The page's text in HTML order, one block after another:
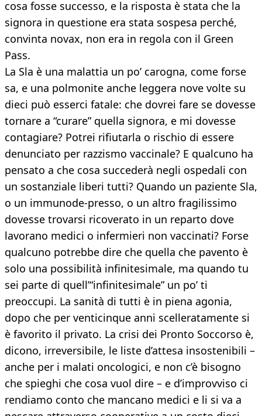
cosa fosse successo, e la risposta è stata che la
signora in questione era stata sospesa perché,
convinta novax, non era in regola con il Green
Pass.
La Sla è una malattia un po’ carogna, come forse
sa, e una polmonite anche leggera nove volte su
dieci può esserci fatale: che dovrei fare se dovesse
tornare a “curare” quella signora, e mi dovesse
contagiare? Potrei rifiutarla o rischio di essere
denunciato per razzismo vaccinale? E qualcuno ha
pensato a che cosa succederà negli ospedali con
un sostanziale liberi tutti? Quando un paziente Sla,
o un immunode-presso, o un altro fragilissimo
dovesse trovarsi ricoverato in un reparto dove
lavorano medici o infermieri non vaccinati? Forse
qualcuno potrebbe dire che quella che pavento è
solo una possibilità infinitesimale, ma quando tu
sei parte di quell’“infinitesimale” un po’ ti
preoccupi. La sanità di tutti è in piena agonia,
dopo che per venticinque anni scelleratamente si
è favorito il privato. La crisi dei Pronto Soccorso è,
dicono, irreversibile, le liste d’attesa insostenibili –
anche per i malati oncologici, e non c’è bisogno
che spieghi che cosa vuol dire – e d’improvviso ci
rendiamo conto che mancano medici e li si va a